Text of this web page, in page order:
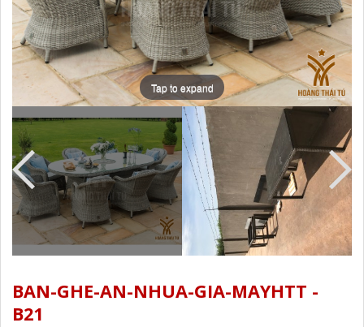
Tap to expand
BAN-GHE-AN-NHUA-GIA-MAYHTT -
B21